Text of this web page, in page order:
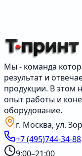
Мы - команда
результат и
продукции. В этом
опыт работы и
оборудование.
г. Москва, ул.
+7 (495)744-34-88
9:00–21:00